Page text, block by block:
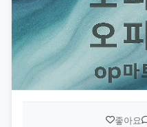
좋아요